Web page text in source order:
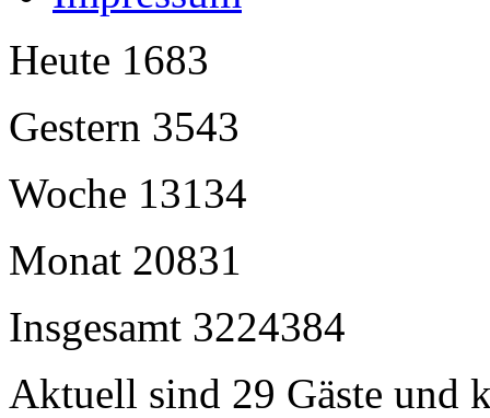
Heute 1683
Gestern 3543
Woche 13134
Monat 20831
Insgesamt 3224384
Aktuell sind 29 Gäste und